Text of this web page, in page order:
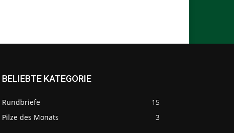
BELIEBTE KATEGORIE
Rundbriefe
15
Pilze des Monats
3